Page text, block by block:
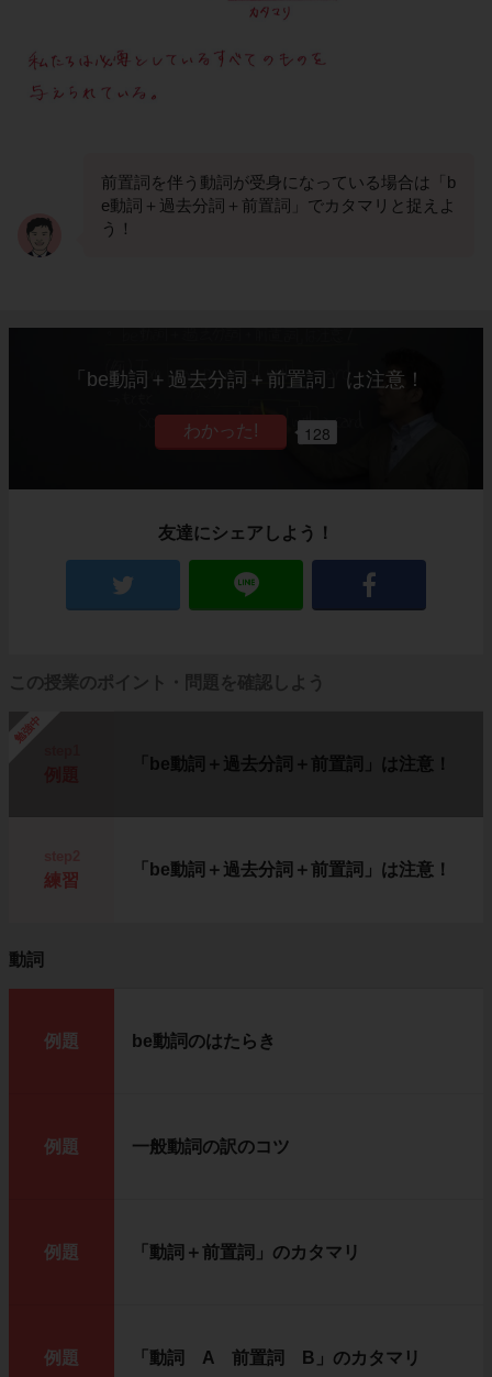
前置詞を伴う動詞が受身になっている場合は「b
e動詞＋過去分詞＋前置詞」でカタマリと捉えよ
う！
「be動詞＋過去分詞＋前置詞」は注意！
128
友達にシェアしよう！
この授業のポイント・問題を確認しよう
勉強中
「be動詞＋過去分詞＋前置詞」は注意！
練習
「be動詞＋過去分詞＋前置詞」は注意！
動詞
例題 be動詞のはたらき
例題 一般動詞の訳のコツ
例題 「動詞＋前置詞」のカタマリ
例題 「動詞 A 前置詞 B」のカタマリ